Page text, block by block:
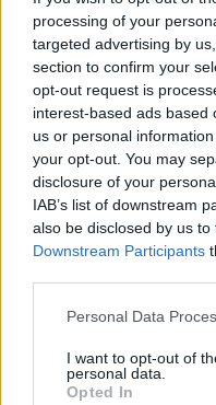
processing of your
targeted advertising by
section to confirm your
opt-out request is
interest-based ads based
us or personal
your opt-out. You may
disclosure of your
IAB’s list of downstream
also be disclosed by us
Downstream Participants
Personal Data
I want to opt-out of
personal data.
Opted In
serinata and**M** like this.
Attila201409
User
BpLisztFerencAirport said:
de nekem nem kell az a
selejteztem,mert már nincs
gépekre,amúgy sem
hónapban.Nem akarom
másnak ment.Métiszt nem
ellenkezője legyen és
Akkor ez az így járás
élni vele, hogy bizony a